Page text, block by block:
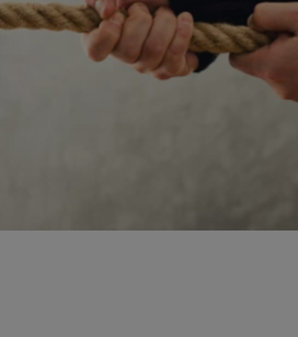
Anciens dispositifs
Investissement locatif